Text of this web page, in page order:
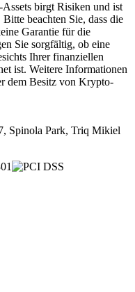
birgt Risiken und ist
beachten Sie, dass die
Garantie für die
Sie sorgfältig, ob eine
Ihrer finanziellen
ist. Weitere Informationen
dem Besitz von Krypto-
Spinola Park, Triq Mikiel